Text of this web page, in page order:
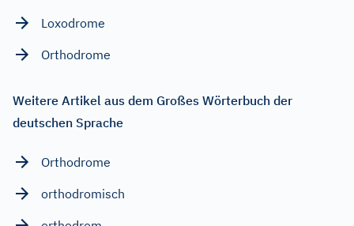
Loxodrome
Orthodrome
Weitere Artikel aus dem Großes Wörterbuch der
deutschen Sprache
Orthodrome
orthodromisch